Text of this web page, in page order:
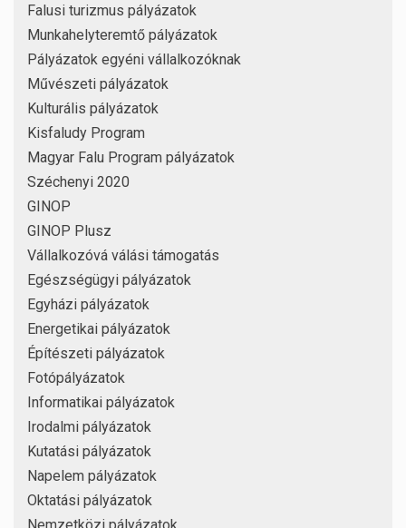
Falusi turizmus pályázatok
Munkahelyteremtő pályázatok
Pályázatok egyéni vállalkozóknak
Művészeti pályázatok
Kulturális pályázatok
Kisfaludy Program
Magyar Falu Program pályázatok
Széchenyi 2020
GINOP
GINOP Plusz
Vállalkozóvá válási támogatás
Egészségügyi pályázatok
Egyházi pályázatok
Energetikai pályázatok
Építészeti pályázatok
Fotópályázatok
Informatikai pályázatok
Irodalmi pályázatok
Kutatási pályázatok
Napelem pályázatok
Oktatási pályázatok